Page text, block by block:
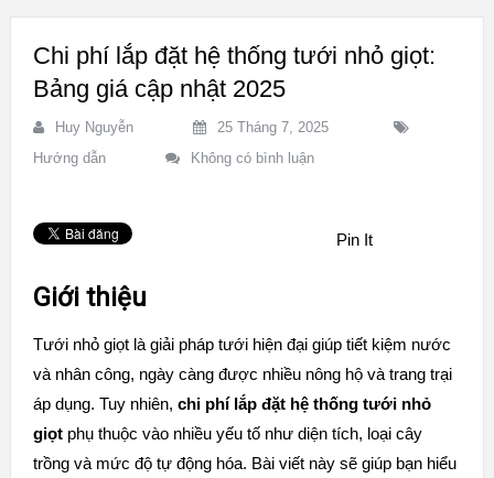
Chi phí lắp đặt hệ thống tưới nhỏ giọt:
Bảng giá cập nhật 2025
Huy Nguyễn
25 Tháng 7, 2025
Hướng dẫn
Không có bình luận
Pin It
Giới thiệu
Tưới nhỏ giọt là giải pháp tưới hiện đại giúp tiết kiệm nước
và nhân công, ngày càng được nhiều nông hộ và trang trại
áp dụng. Tuy nhiên, chi phí lắp đặt hệ thống tưới nhỏ
giọtphụ thuộc vào nhiều yếu tố như diện tích, loại cây
trồng và mức độ tự động hóa. Bài viết này sẽ giúp bạn hiểu